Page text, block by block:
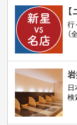
行
（
日
検